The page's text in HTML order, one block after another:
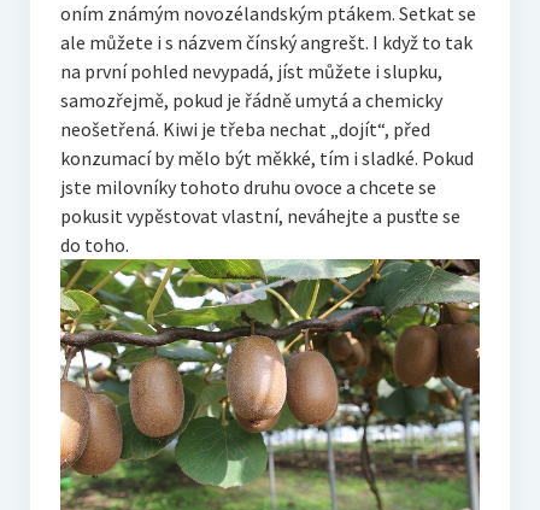
oním známým novozélandským ptákem. Setkat se
ale můžete i s názvem čínský angrešt. I když to tak
na první pohled nevypadá, jíst můžete i slupku,
samozřejmě, pokud je řádně umytá a chemicky
neošetřená. Kiwi je třeba nechat „dojít“, před
konzumací by mělo být měkké, tím i sladké. Pokud
jste milovníky tohoto druhu ovoce a chcete se
pokusit vypěstovat vlastní, neváhejte a pusťte se
do toho.